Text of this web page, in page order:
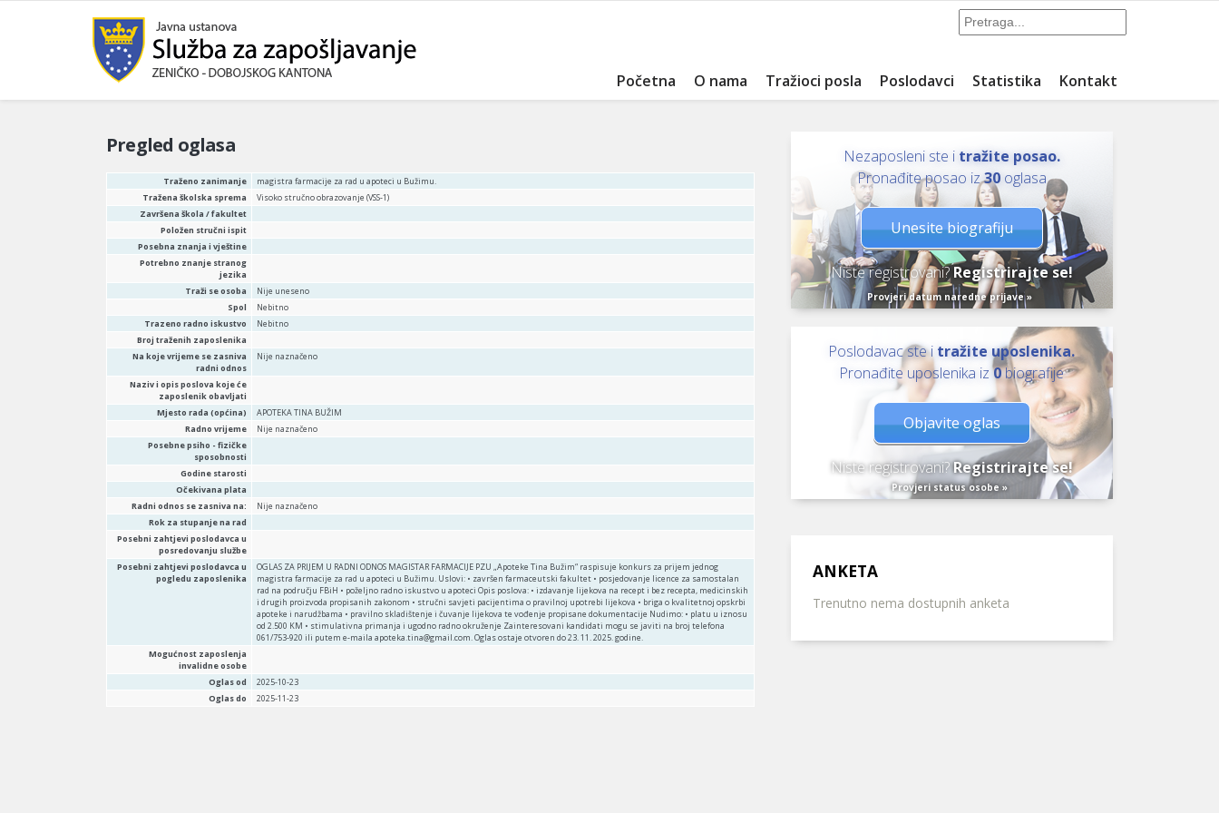
Početna O nama Tražioci posla Poslodavci Statistika Kontakt
Pregled oglasa
Traženo zanimanje
magistra farmacije za rad u apoteci u Bužimu.
Tražena školska sprema
Visoko stručno obrazovanje (VSS-1)
Završena škola / fakultet
Položen stručni ispit
Posebna znanja i vještine
Potrebno znanje stranog
jezika
Traži se osoba
Nije uneseno
Spol
Nebitno
Trazeno radno iskustvo
Nebitno
Broj traženih zaposlenika
Na koje vrijeme se zasniva
radni odnos
Nije naznačeno
Naziv i opis poslova koje će
zaposlenik obavljati
Mjesto rada (općina)
APOTEKA TINA BUŽIM
Radno vrijeme
Nije naznačeno
Posebne psiho - fizičke
sposobnosti
Godine starosti
Očekivana plata
Radni odnos se zasniva na:
Nije naznačeno
Rok za stupanje na rad
Posebni zahtjevi poslodavca u
posredovanju službe
Posebni zahtjevi poslodavca u
pogledu zaposlenika
OGLAS ZA PRIJEM U RADNI ODNOS MAGISTAR FARMACIJE PZU „Apoteke Tina Bužim“ raspisuje konkurs za prijem jednog
magistra farmacije za rad u apoteci u Bužimu. Uslovi: • završen farmaceutski fakultet • posjedovanje licence za samostalan
rad na području FBiH • poželjno radno iskustvo u apoteci Opis poslova: • izdavanje lijekova na recept i bez recepta, medicinskih
i drugih proizvoda propisanih zakonom • stručni savjeti pacijentima o pravilnoj upotrebi lijekova • briga o kvalitetnoj opskrbi
apoteke i narudžbama • pravilno skladištenje i čuvanje lijekova te vođenje propisane dokumentacije Nudimo: • platu u iznosu
od 2.500 KM • stimulativna primanja i ugodno radno okruženje Zainteresovani kandidati mogu se javiti na broj telefona
061/753-920 ili putem e-maila apoteka.tina@gmail.com. Oglas ostaje otvoren do 23. 11. 2025. godine.
Mogućnost zaposlenja
invalidne osobe
Oglas od
2025-10-23
Oglas do
2025-11-23
Nezaposleni ste i tražite posao.
Pronađite posao iz30oglasa
Unesite biografiju
Niste registrovani? Registrirajte se!
Provjeri datum naredne prijave »
Poslodavac ste i tražite uposlenika.
Pronađite uposlenika iz0biografije
Objavite oglas
Niste registrovani?Registrirajte se!
Provjeri status osobe »
ANKETA
Trenutno nema dostupnih anketa